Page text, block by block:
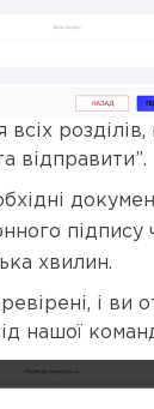
всіх розділів,
відправити”.
підпису
хвилин.
і ви
нашої